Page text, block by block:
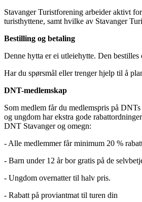
Stavanger Turistforening arbeider aktivt
turisthyttene, samt hvilke av Stavanger
Bestilling og betaling
Denne hytta er ei utleiehytte. Den
Har du spørsmål eller trenger hjelp til å
DNT-medlemskap
Som medlem får du medlemspris på
og ungdom har ekstra gode
DNT Stavanger og omegn:
- Alle medlemmer får minimum 20 %
- Barn under 12 år bor gratis på de
- Ungdom overnatter til halv pris.
- Rabatt på proviantmat til turen din